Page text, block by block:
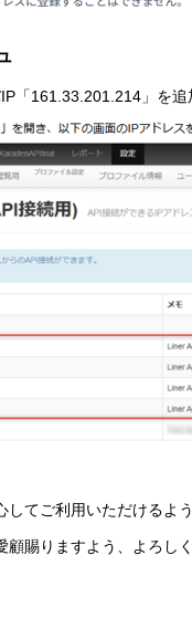
「161.33.201.214」を追
してご利用いただけるよ
賜りますよう、よろし